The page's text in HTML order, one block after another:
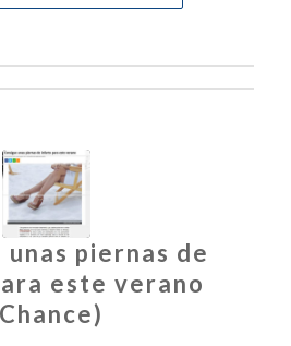
unas piernas de
este verano